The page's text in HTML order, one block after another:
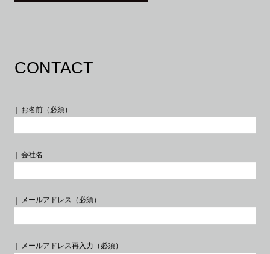
CONTACT
お名前（必須）
会社名
メールアドレス（必須）
メールアドレス再入力（必須）